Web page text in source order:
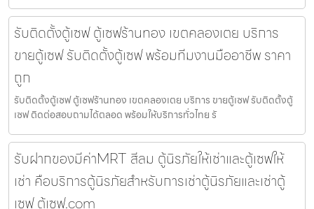
รับติดตั้งตู้เซฟ ตู้เซฟร้านทอง เขตคลองเตย บริการ
ขายตู้เซฟ รับติดตั้งตู้เซฟ พร้อมทีมงานมืออาชีพ ราคา
ถูก
รับติดตั้งตู้เซฟ ตู้เซฟร้านทอง เขตคลองเตย บริการ ขายตู้เซฟ รับติดตั้งตู้
เซฟ ติดต่อสอบถามได้ตลอด พร้อมให้บริการทั่วไทย รั
รับฝากของมีค่าMRT สีลม ตู้นิรภัยให้เช่าและตู้เซฟให้
เช่า คือบริการตู้นิรภัยสำหรับการเช่าตู้นิรภัยและเช่าตู้
เซฟ ตู้เซฟ.com